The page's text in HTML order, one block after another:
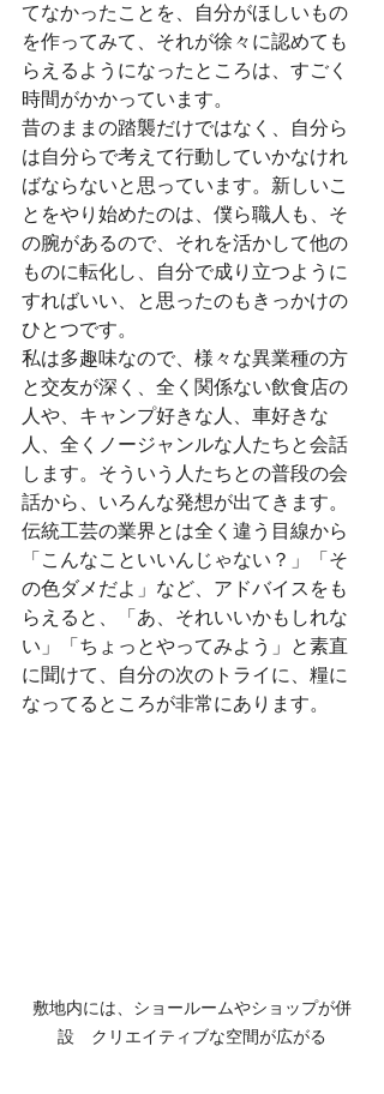
てなかったことを、自分がほしいもの
を作ってみて、それが徐々に認めても
らえるようになったところは、すごく
時間がかかっています。
昔のままの踏襲だけではなく、自分ら
は自分らで考えて行動していかなけれ
ばならないと思っています。新しいこ
とをやり始めたのは、僕ら職人も、そ
の腕があるので、それを活かして他の
ものに転化し、自分で成り立つように
すればいい、と思ったのもきっかけの
ひとつです。
私は多趣味なので、様々な異業種の方
と交友が深く、全く関係ない飲食店の
人や、キャンプ好きな人、車好きな
人、全くノージャンルな人たちと会話
します。そういう人たちとの普段の会
話から、いろんな発想が出てきます。
伝統工芸の業界とは全く違う目線から
「こんなこといいんじゃない？」「そ
の色ダメだよ」など、アドバイスをも
らえると、「あ、それいいかもしれな
い」「ちょっとやってみよう」と素直
に聞けて、自分の次のトライに、糧に
なってるところが非常にあります。
敷地内には、ショールームやショップが併
設　クリエイティブな空間が広がる